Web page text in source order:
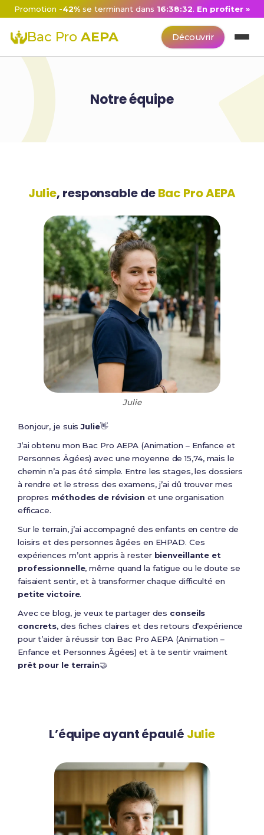
Promotion -42% se terminant dans 16:38:32. En profiter »
Bac Pro AEPA Découvrir
Notre équipe
Julie, responsable deBac Pro AEPA
Julie
Bonjour, je suisJulie👋
J’ai obtenu mon Bac Pro AEPA (Animation – Enfance et
Personnes Âgées) avec une moyenne de 15,74, mais le
chemin n’a pas été simple. Entre les stages, les dossiers
à rendre et le stress des examens, j’ai dû trouver mes
propres méthodes de révision et une organisation
efficace.
Sur le terrain, j’ai accompagné des enfants en centre de
loisirs et des personnes âgées en EHPAD. Ces
expériences m’ont appris à rester bienveillante et
professionnelle, même quand la fatigue ou le doute se
faisaient sentir, et à transformer chaque difficulté en
petite victoire.
Avec ce blog, je veux te partager des conseils
concrets, des fiches claires et des retours d’expérience
pour t’aider à réussir ton Bac Pro AEPA (Animation –
Enfance et Personnes Âgées) et à te sentir vraiment
prêt pour le terrain🤝
L’équipe ayant épaulé Julie